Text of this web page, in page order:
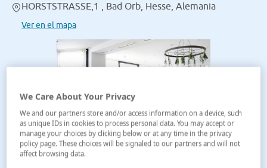
HORSTSTRASSE,1 , Bad Orb, Hesse, Alemania
Ver en el mapa
We Care About Your Privacy
We and our partners store and/or access information on a device, such
as unique IDs in cookies to process personal data. You may accept or
manage your choices by clicking below or at any time in the privacy
policy page. These choices will be signaled to our partners and will not
affect browsing data.